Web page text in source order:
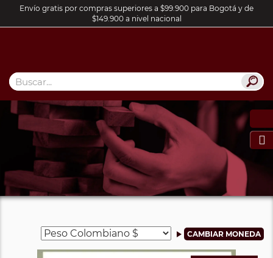
Envío gratis por compras superiores a $99.900 para Bogotá y de
$149.900 a nivel nacional
